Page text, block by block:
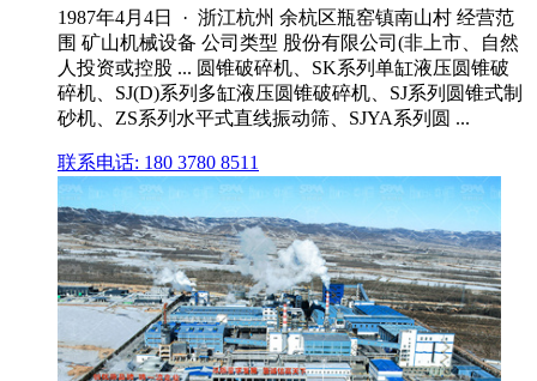
1987年4月4日 · 浙江杭州 余杭区瓶窑镇南山村 经营范
围 矿山机械设备 公司类型 股份有限公司(非上市、自然
人投资或控股 ... 圆锥破碎机、SK系列单缸液压圆锥破
碎机、SJ(D)系列多缸液压圆锥破碎机、SJ系列圆锥式制
砂机、ZS系列水平式直线振动筛、SJYA系列圆 ...
联系电话: 180 3780 8511